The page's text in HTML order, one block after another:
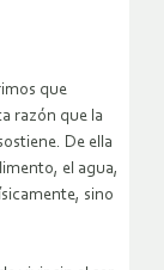
que
razón que la
De ella
el agua,
sino